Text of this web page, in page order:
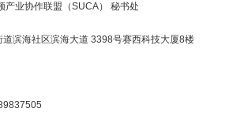
产业协作联盟（SUCA） 秘书处
滨海社区滨海大道 3398号赛西科技大厦8楼